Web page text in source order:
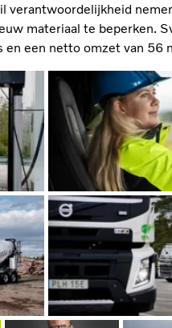
verantwoordelijkheid
materiaal te beperken.
een netto omzet van 56